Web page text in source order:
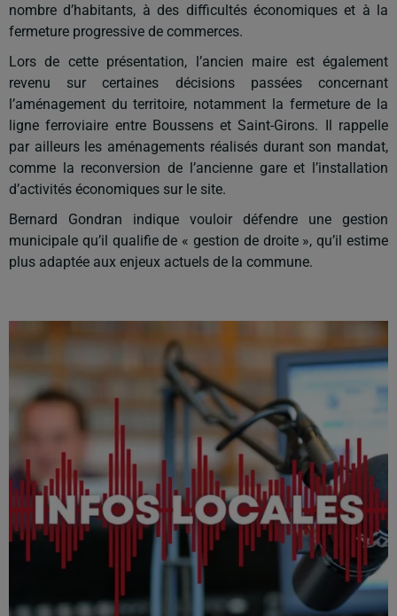
nombre d’habitants, à des difficultés économiques et à la
fermeture progressive de commerces.
Lors de cette présentation, l’ancien maire est également
revenu sur certaines décisions passées concernant
l’aménagement du territoire, notamment la fermeture de la
ligne ferroviaire entre Boussens et Saint-Girons. Il rappelle
par ailleurs les aménagements réalisés durant son mandat,
comme la reconversion de l’ancienne gare et l’installation
d’activités économiques sur le site.
Bernard Gondran indique vouloir défendre une gestion
municipale qu’il qualifie de « gestion de droite », qu’il estime
plus adaptée aux enjeux actuels de la commune.